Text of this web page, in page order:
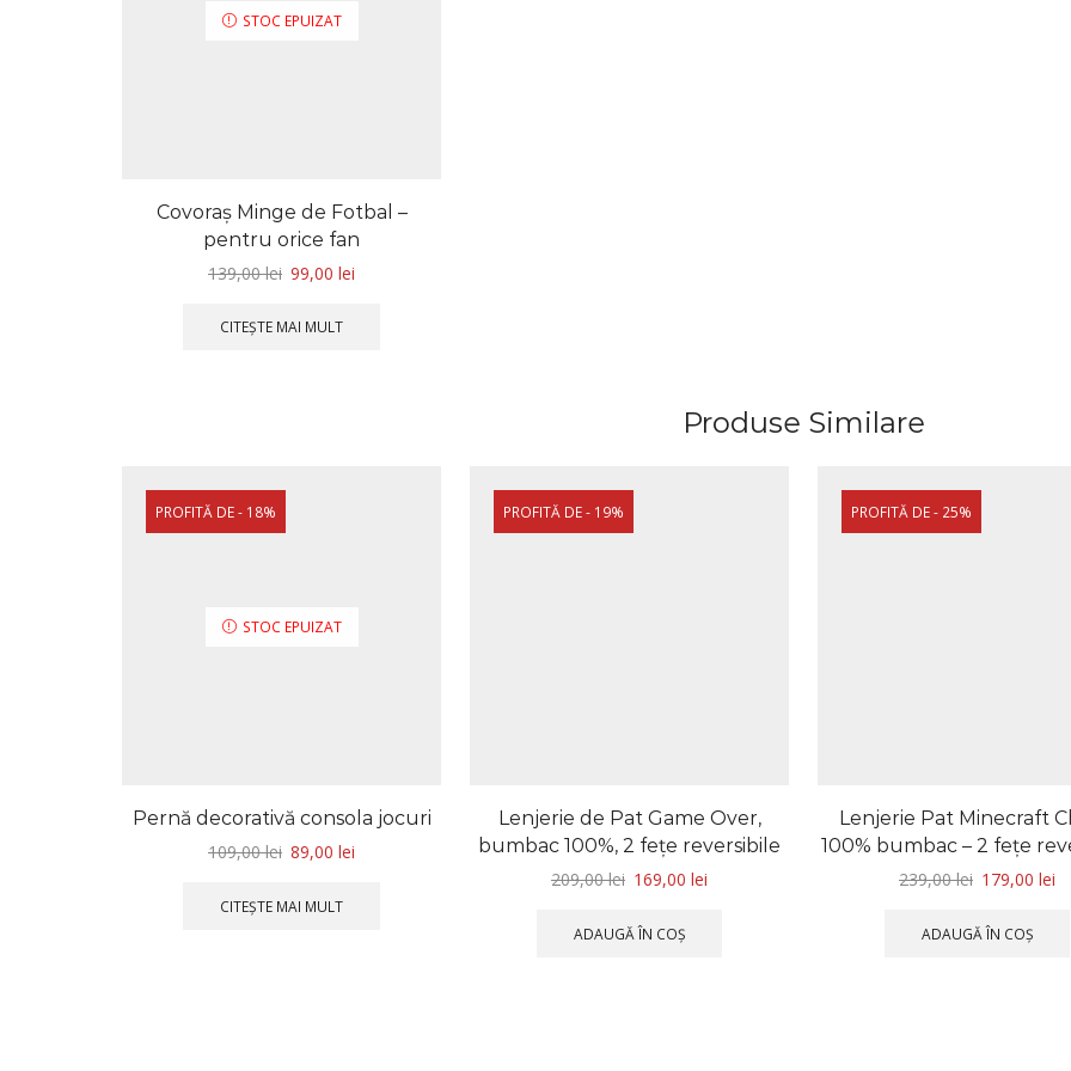
STOC EPUIZAT
Covoraș Minge de Fotbal –
pentru orice fan
139,00lei 99,00 lei
CITEȘTE MAI MULT
Produse Similare
PROFITĂ DE - 18%
STOC EPUIZAT
Pernă decorativă consola jocuri
109,00lei 89,00 lei
CITEȘTE MAI MULT
PROFITĂ DE - 19%
Lenjerie de Pat Game Over,
bumbac 100%, 2 fețe reversibile
209,00lei 169,00 lei
ADAUGĂ ÎN COȘ
PROFITĂ DE - 25%
Lenjerie Pat Minecraft
100% bumbac – 2 feţe
239,00lei 179,00 lei
ADAUGĂ ÎN COȘ